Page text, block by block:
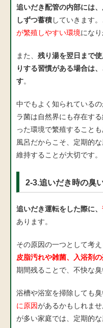
追いだき配管の内部には
しずつ蓄積していきます
が繁殖しやすい環境になり
また、 残り湯を翌日まで
りする習慣がある場合は
す。
中でもよく知られているの
ラ菌は自然界にも存在す
った環境で繁殖すること
風呂だからこそ、定期的
維持することが大切です。
2-3.追いだき時の臭
追いだき運転をした際に、
あります。
その原因の一つとして考え
皮脂汚れや雑菌、入浴剤
期間残ることで、不快な
浴槽や浴室を掃除しても臭
に原因があるかもしれま
が多い家庭では、定期的